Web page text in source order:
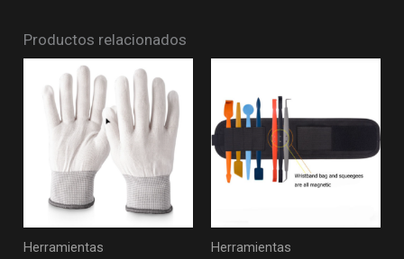
Productos relacionados
Herramientas Herramientas